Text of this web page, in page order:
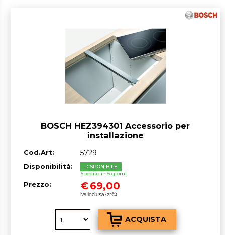
BOSCH HEZ394301 Accessorio per
installazione
Cod.Art: 5729
Disponibilità:
DISPONIBILE
Spedito in 5 giorni
Prezzo: €69,00
Iva inclusa (22%)